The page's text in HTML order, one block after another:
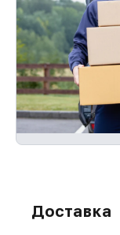
Доставка